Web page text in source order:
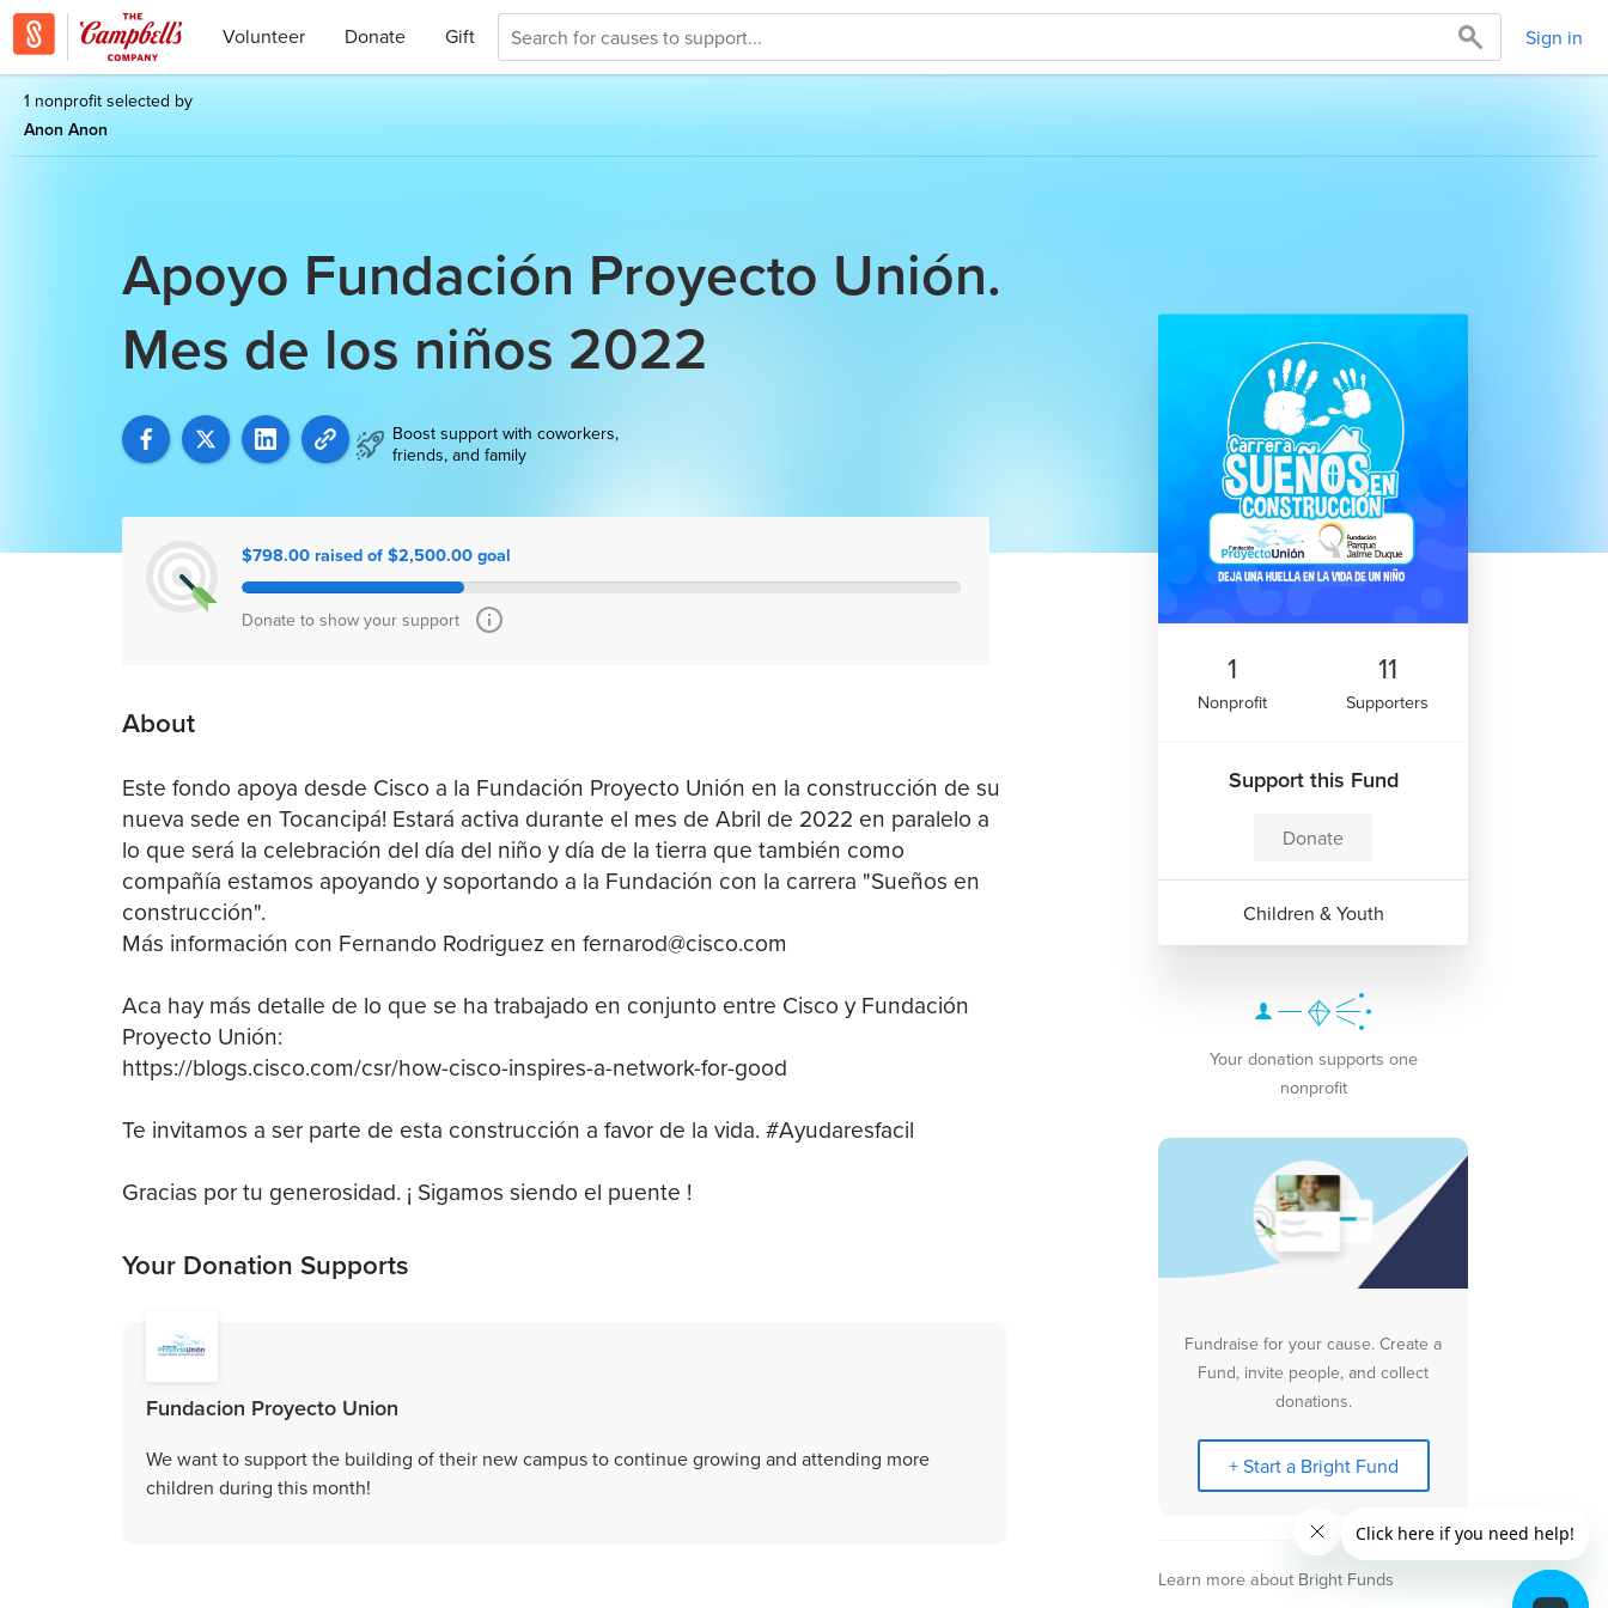
Volunteer Donate Gift Sign in
1 nonprofit selected by
Anon Anon
Apoyo Fundación Proyecto Unión.
Mes de los niños 2022
Boost support with coworkers,
friends, and family
$798.00 raised of $2,500.00 goal
Donate to show your support
About
Este fondo apoya desde Cisco a la Fundación Proyecto Unión en la construcción de su
nueva sede en Tocancipá! Estará activa durante el mes de Abril de 2022 en paralelo a
lo que será la celebración del día del niño y día de la tierra que también como
compañía estamos apoyando y soportando a la Fundación con la carrera "Sueños en
construcción".
Más información con Fernando Rodriguez en fernarod@cisco.com
Aca hay más detalle de lo que se ha trabajado en conjunto entre Cisco y Fundación
Proyecto Unión:
https://blogs.cisco.com/csr/how-cisco-inspires-a-network-for-good
Te invitamos a ser parte de esta construcción a favor de la vida. #Ayudaresfacil
Gracias por tu generosidad. ¡ Sigamos siendo el puente !
Your Donation Supports
Fundacion Proyecto Union
We want to support the building of their new campus to continue growing and attending more
children during this month!
1
Nonprofit
11
Supporters
Support this Fund
Donate
Children & Youth
Your donation supports one
nonprofit
Fundraise for your cause. Create a
Fund, invite people, and collect
donations.
+ Start a Bright Fund
Learn more about Bright Funds